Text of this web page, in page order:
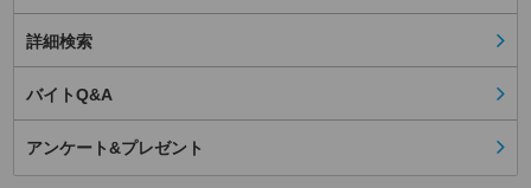
詳細検索
バイトQ&A
アンケート&プレゼント